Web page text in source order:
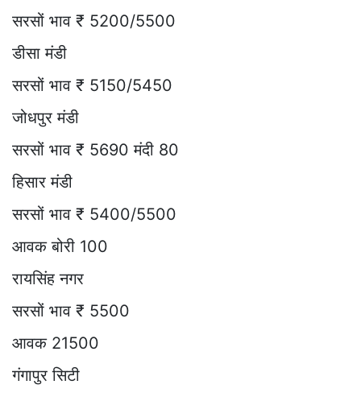
सरसों भाव ₹ 5200/5500
डीसा मंडी
सरसों भाव ₹ 5150/5450
जोधपुर मंडी
सरसों भाव ₹ 5690 मंदी 80
हिसार मंडी
सरसों भाव ₹ 5400/5500
आवक बोरी 100
रायसिंह नगर
सरसों भाव ₹ 5500
आवक 21500
गंगापुर सिटी